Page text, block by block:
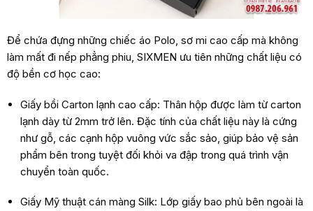
Để chứa đựng những chiếc áo Polo, sơ mi cao cấp mà không
làm mất đi nếp phẳng phiu, SIXMEN ưu tiên những chất liệu có
độ bền cơ học cao:
Giấy bồi Carton lạnh cao cấp: Thân hộp được làm từ carton
lạnh dày từ 2mm trở lên. Đặc tính của chất liệu này là cứng
như gỗ, các cạnh hộp vuông vức sắc sảo, giúp bảo vệ sản
phẩm bên trong tuyệt đối khỏi va đập trong quá trình vận
chuyển toàn quốc.
Giấy Mỹ thuật cán màng Silk: Lớp giấy bao phủ bên ngoài là